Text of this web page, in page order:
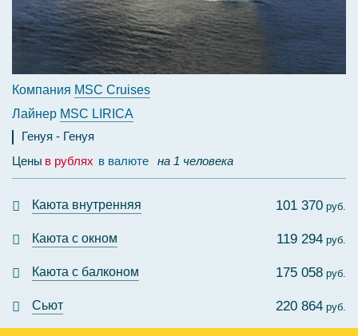
Компания MSC Cruises
Лайнер MSC LIRICA
Генуя
Генуя
Цены в рублях в валюте на 1 человека
Каюта внутренняя 101 370 руб.
Каюта с окном 119 294 руб.
Каюта с балконом 175 058 руб.
Сьют 220 864 руб.